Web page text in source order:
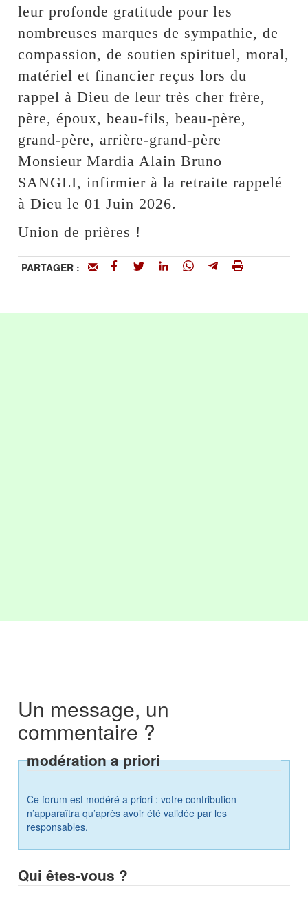
leur profonde gratitude pour les
nombreuses marques de sympathie, de
compassion, de soutien spirituel, moral,
matériel et financier reçus lors du
rappel à Dieu de leur très cher frère,
père, époux, beau-fils, beau-père,
grand-père, arrière-grand-père
Monsieur Mardia Alain Bruno
SANGLI, infirmier à la retraite rappelé
à Dieu le 01 Juin 2026.
Union de prières !
PARTAGER :
Un message, un
commentaire ?
modération a priori
Ce forum est modéré a priori : votre contribution
n’apparaîtra qu’après avoir été validée par les
responsables.
Qui êtes-vous ?